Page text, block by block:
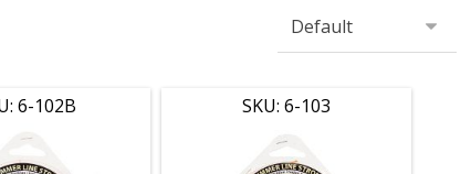
6-102B SKU: 6-103